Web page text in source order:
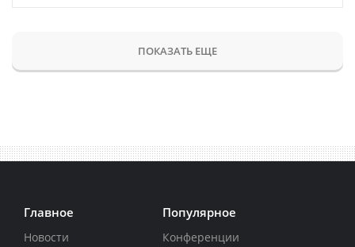
ПОКАЗАТЬ ЕЩЕ
Главное
Новости
Популярное
Конференции